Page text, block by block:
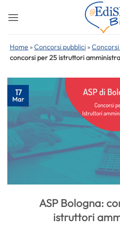
Home »Concorsi pubblici »
concorsi per 25 istruttori
17
Mar
ASP Bologna:
istruttori